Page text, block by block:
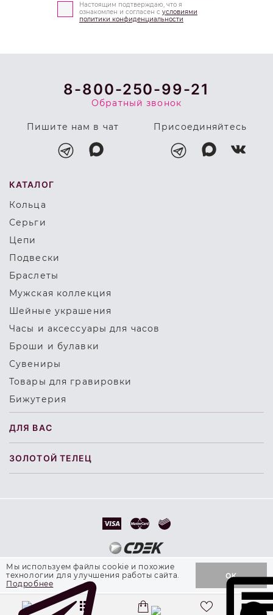
Настоящим подтверждаю, что я
ознакомлен и согласен с условиями
политики конфиденциальности
ДОБАВИТЬ В КОРЗИНУ
Мы используем файлы cookie и похожие
технологии для улучшения работы сайта.
Подробнее
OK
8-800-250-99-21
Обратный звонок
Пишите нам в чат Присоединяйтесь
КАТАЛОГ
Кольца
Серьги
Цепи
Подвески
Браслеты
Мужская коллекция
Шейные украшения
Часы и аксессуары для часов
Броши и булавки
Сувениры
Товары для гравировки
Бижутерия
ДЛЯ ВАС
ЗОЛОТОЙ ТЕЛЕЦ
© 2000 - 2026 Ювелирная компания «Золотой
Телец»